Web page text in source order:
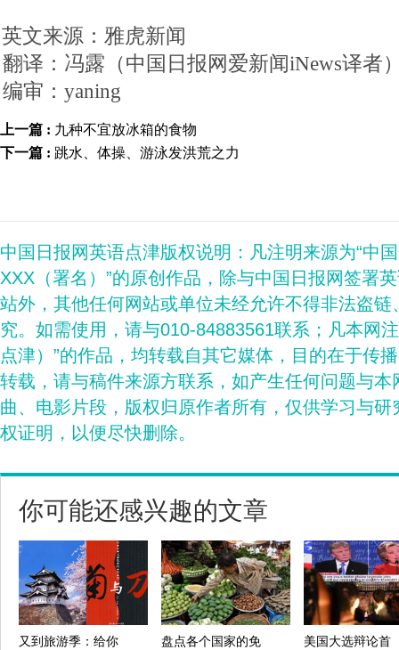
英文来源：雅虎新闻
翻译：冯露（中国日报网爱新闻iNews译者
编审：yaning
上一篇 : 九种不宜放冰箱的食物
下一篇 : 跳水、体操、游泳发洪荒之力
中国日报网英语点津版权说明：凡注明来源为“中
XXX（署名）”的原创作品，除与中国日报网签署
站外，其他任何网站或单位未经允许不得非法盗
究。如需使用，请与010-84883561联系；凡本网
点津）”的作品，均转载自其它媒体，目的在于传
转载，请与稿件来源方联系，如产生任何问题与
曲、电影片段，版权归原作者所有，仅供学习与
权证明，以便尽快删除。
你可能还感兴趣的文章
又到旅游季：给你
盘点各个国家的免
美国大选辩论首